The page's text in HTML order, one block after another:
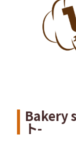
Bakery
ト-